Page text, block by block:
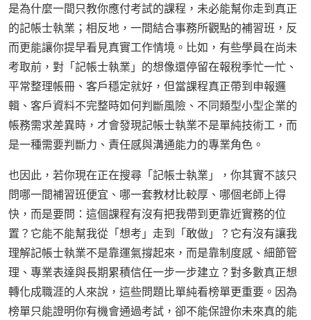
是為什麼一間只教你應付考試的課程，未必能幫你走到真正
的記帳士執業；相反地，一間結合事務所觀點的補習班，反
而更能讓你提早看見真實工作情境。比如，有些學員在尚未
考取前，對「記帳士執業」的想像還停留在報稅季忙一忙、
平常整理帳冊、客戶穩定就好，但當課程真正帶到申報邏
輯、客戶資料不完整時如何判斷風險、不同類型小型企業的
帳務需求差異時，才會發現記帳士執業不是單純技術工，而
是一種需要判斷力、責任感與溝通能力的專業角色。
也因此，若你現在正在搜尋「記帳士執業」，你其實不該只
問哪一間補習班便宜、哪一套教材比較厚、哪個老師上得
快，而是要問：這個課程有沒有把我帶到更靠近實務的位
置？它能不能幫我從「想考」走到「敢做」？它有沒有讓我
理解記帳士執業不是靠運氣撐起來，而是靠制度感、細節管
理、專業表達與長期累積信任一步一步建立？對多數真正想
轉化成職涯的人來說，這些問題比單純看榜單更重要。因為
榜單只能證明你有機會通過考試，卻不能保證你未來真的能